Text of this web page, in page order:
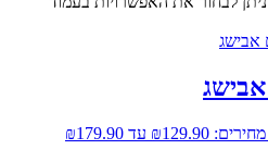
⁦₪129.90⁩ עד ⁦₪179.90⁩